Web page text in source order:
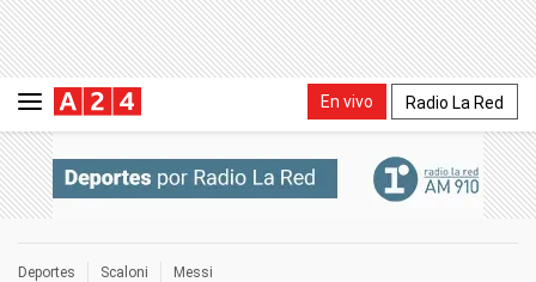
En vivo Radio La Red
Deportes Scaloni Messi